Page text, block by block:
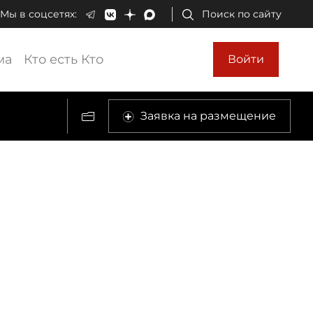
Мы в соцсетях: Поиск по сайту
Кто есть Кто Войти
Заявка на размещение